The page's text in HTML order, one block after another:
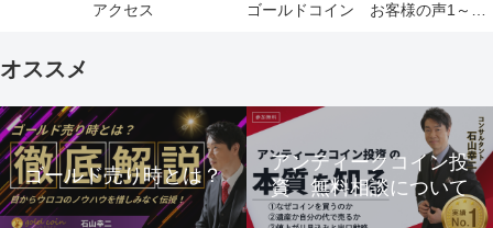
アクセス ゴールドコイン お客様の声1～6ページ
オススメ
ゴールド売り時とは？
アンティークコイン投
資 無料相談について